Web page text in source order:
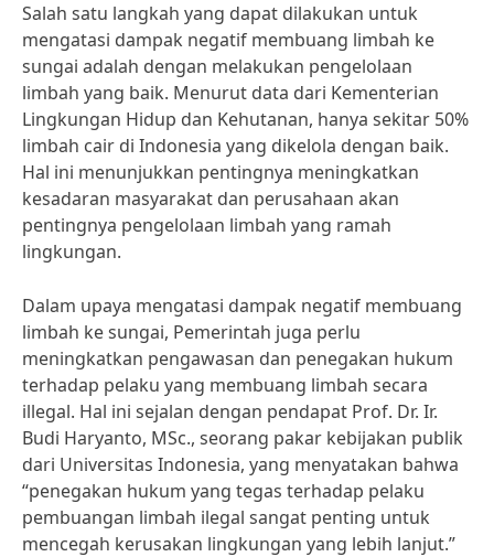
Salah satu langkah yang dapat dilakukan untuk
mengatasi dampak negatif membuang limbah ke
sungai adalah dengan melakukan pengelolaan
limbah yang baik. Menurut data dari Kementerian
Lingkungan Hidup dan Kehutanan, hanya sekitar 50%
limbah cair di Indonesia yang dikelola dengan baik.
Hal ini menunjukkan pentingnya meningkatkan
kesadaran masyarakat dan perusahaan akan
pentingnya pengelolaan limbah yang ramah
lingkungan.
Dalam upaya mengatasi dampak negatif membuang
limbah ke sungai, Pemerintah juga perlu
meningkatkan pengawasan dan penegakan hukum
terhadap pelaku yang membuang limbah secara
illegal. Hal ini sejalan dengan pendapat Prof. Dr. Ir.
Budi Haryanto, MSc., seorang pakar kebijakan publik
dari Universitas Indonesia, yang menyatakan bahwa
“penegakan hukum yang tegas terhadap pelaku
pembuangan limbah ilegal sangat penting untuk
mencegah kerusakan lingkungan yang lebih lanjut.”